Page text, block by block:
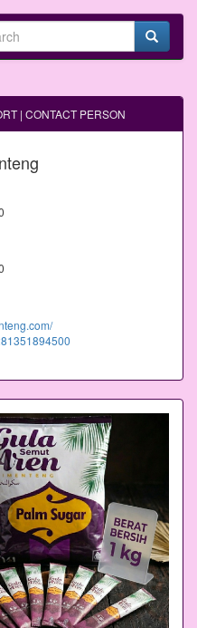
| CONTACT PERSON